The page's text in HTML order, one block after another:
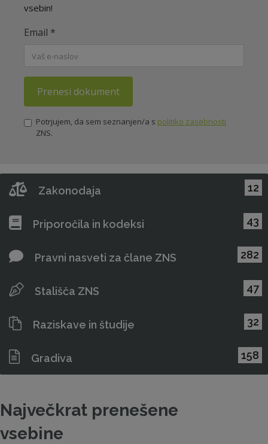
vsebin!
Email *
Prenesi dokument
Potrjujem, da sem seznanjen/a s politiko zasebnosti
ZNS.
Zakonodaja 12
Priporočila in kodeksi 43
Pravni nasveti za člane ZNS 282
Stališča ZNS 47
Raziskave in študije 32
Gradiva 158
Največkrat prenešene
vsebine